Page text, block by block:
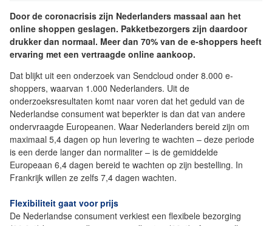
Door de coronacrisis zijn Nederlanders massaal aan het
online shoppen geslagen. Pakketbezorgers zijn daardoor
drukker dan normaal. Meer dan 70% van de e-shoppers heeft
ervaring met een vertraagde online aankoop.
Dat blijkt uit een onderzoek van Sendcloud onder 8.000 e-
shoppers, waarvan 1.000 Nederlanders. Uit de
onderzoeksresultaten komt naar voren dat het geduld van de
Nederlandse consument wat beperkter is dan dat van andere
ondervraagde Europeanen. Waar Nederlanders bereid zijn om
maximaal 5,4 dagen op hun levering te wachten – deze periode
is een derde langer dan normaliter – is de gemiddelde
Europeaan 6,4 dagen bereid te wachten op zijn bestelling. In
Frankrijk willen ze zelfs 7,4 dagen wachten.
Flexibiliteit gaat voor prijs
De Nederlandse consument verkiest een flexibele bezorging